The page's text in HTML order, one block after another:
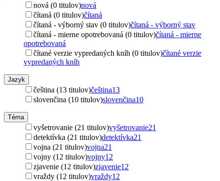
nová (0 titulov)nová
čítaná (0 titulov)čítaná
čítaná - výborný stav (0 titulov)čítaná - výborný stav
čítaná - mierne opotrebovaná (0 titulov)čítaná - mierne
opotrebovaná
čítané verzie vypredaných kníh (0 titulov)čítané verzie
vypredaných kníh
Jazyk
čeština (13 titulov)čeština13
slovenčina (10 titulov)slovenčina10
Téma
vyšetrovanie (21 titulov)vyšetrovanie21
detektívka (21 titulov)detektívka21
vojna (21 titulov)vojna21
vojny (12 titulov)vojny12
zjavenie (12 titulov)zjavenie12
vraždy (12 titulov)vraždy12